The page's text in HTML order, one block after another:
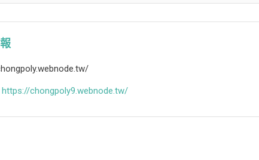
https://chongpoly9.webnode.tw/